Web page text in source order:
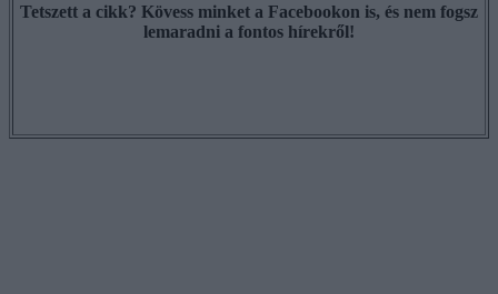
Tetszett a cikk? Kövess minket a Facebookon is, és nem fogsz
lemaradni a fontos hírekről!